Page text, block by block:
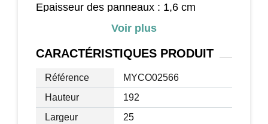
Epaisseur des panneaux : 1,6 cm
Coloris : noir ou blanc
Matériau principal : panneaux de
particule
Charge max. recommandée : 15 Kg
Montage facile et rapide avec livret
d'assemblage illustré offert
Voir plus
CARACTÉRISTIQUES PRODUIT
Référence
MYCO02566
Hauteur
192
Largeur
25